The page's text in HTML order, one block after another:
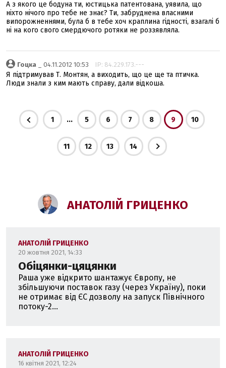
А з якого це бодуна ти, юстицька патентована, уявила, що
ніхто нічого про тебе не знає? Ти, забруднена власними
випорожненнями, була б в тебе хоч краплина гідності, взагалі б
ні на кого свого смердючого ротяки не роззявляла.
Гоцка _ 04.11.2012 10:53 IP: 84.229.173.---
Я підтримував Т. Монтян, а виходить, що це ще та птичка.
Люди знали з ким мають справу, дали відкоша.
1 ... 5 6 7 8 9 10
11 12 13 14
АНАТОЛІЙ ГРИЦЕНКО
АНАТОЛІЙ ГРИЦЕНКО
20 жовтня 2021, 14:33
Обіцянки-цяцянки
Раша уже відкрито шантажує Європу, не
збільшуючи поставок газу (через Україну), поки
не отримає від ЄС дозволу на запуск Північного
потоку-2...
АНАТОЛІЙ ГРИЦЕНКО
16 квітня 2021, 12:24